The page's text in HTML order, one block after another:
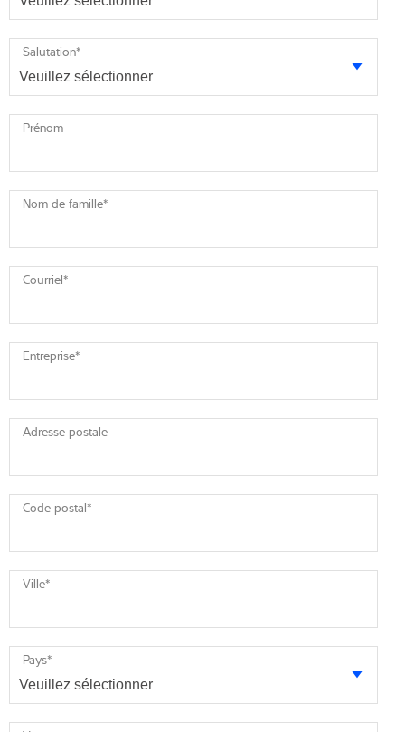
Salutation*
Prénom
Nom de famille*
Courriel*
Entreprise*
Adresse postale
Code postal*
Ville*
Pays*